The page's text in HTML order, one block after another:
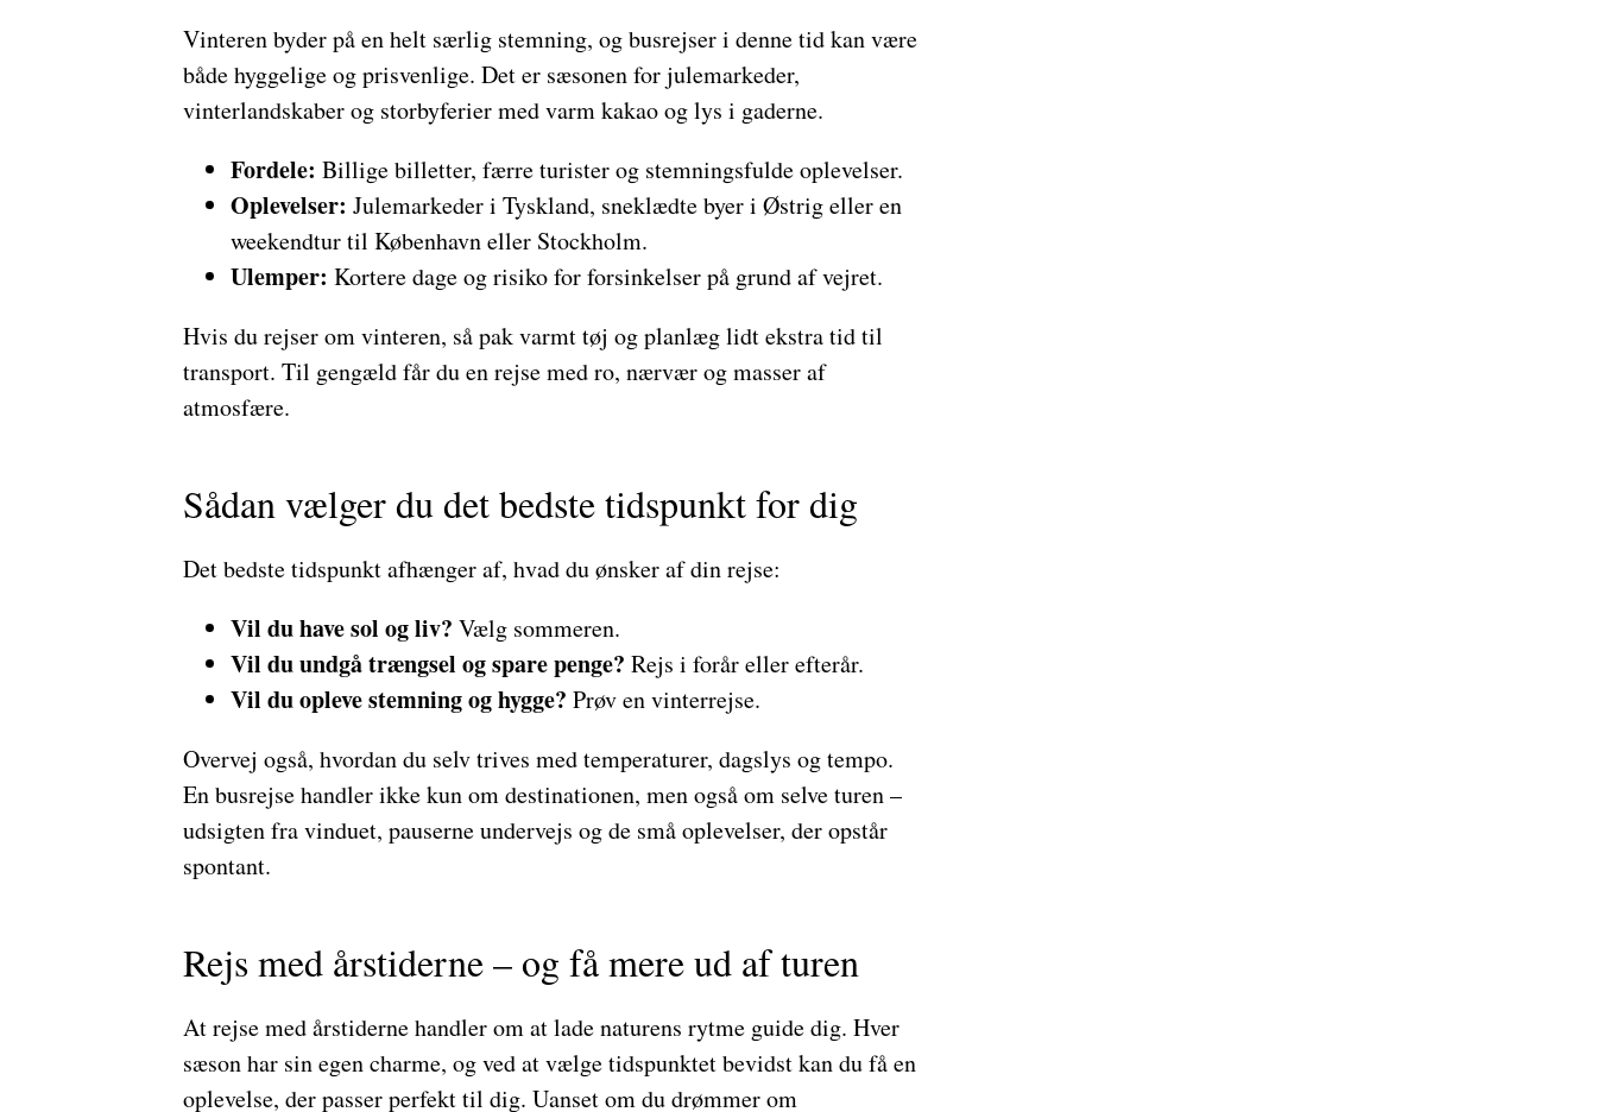
Vinteren byder på en helt særlig stemning, og busrejser i denne tid kan være
både hyggelige og prisvenlige. Det er sæsonen for julemarkeder,
vinterlandskaber og storbyferier med varm kakao og lys i gaderne.
Fordele: Billige billetter, færre turister og stemningsfulde oplevelser.
Oplevelser: Julemarkeder i Tyskland, sneklædte byer i Østrig eller en
weekendtur til København eller Stockholm.
Ulemper: Kortere dage og risiko for forsinkelser på grund af vejret.
Hvis du rejser om vinteren, så pak varmt tøj og planlæg lidt ekstra tid til
transport. Til gengæld får du en rejse med ro, nærvær og masser af
atmosfære.
Sådan vælger du det bedste tidspunkt for dig
Det bedste tidspunkt afhænger af, hvad du ønsker af din rejse:
Vil du have sol og liv? Vælg sommeren.
Vil du undgå trængsel og spare penge? Rejs i forår eller efterår.
Vil du opleve stemning og hygge? Prøv en vinterrejse.
Overvej også, hvordan du selv trives med temperaturer, dagslys og tempo.
En busrejse handler ikke kun om destinationen, men også om selve turen –
udsigten fra vinduet, pauserne undervejs og de små oplevelser, der opstår
spontant.
Rejs med årstiderne – og få mere ud af turen
At rejse med årstiderne handler om at lade naturens rytme guide dig. Hver
sæson har sin egen charme, og ved at vælge tidspunktet bevidst kan du få en
oplevelse, der passer perfekt til dig. Uanset om du drømmer om